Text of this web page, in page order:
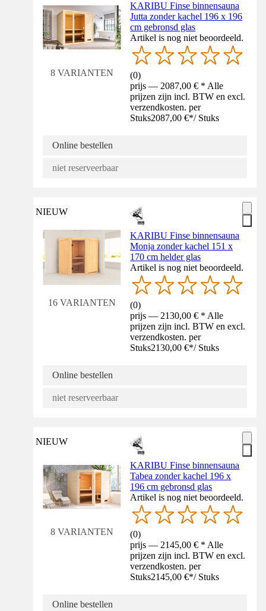
8 VARIANTEN
KARIBU Finse binnensauna
Jutta zonder kachel 196 x 196
cm gebronsd glas
Artikel is nog niet beoordeeld.
(0)
prijs — 2087,00 € * Alle
prijzen zijn incl. BTW en excl.
verzendkosten. per
Stuks2087,00 €*/ Stuks
Online bestellen
niet reserveerbaar
NIEUW
16 VARIANTEN
KARIBU Finse binnensauna
Monja zonder kachel 151 x
170 cm helder glas
Artikel is nog niet beoordeeld.
(0)
prijs — 2130,00 € * Alle
prijzen zijn incl. BTW en excl.
verzendkosten. per
Stuks2130,00 €*/ Stuks
Online bestellen
niet reserveerbaar
NIEUW
8 VARIANTEN
KARIBU Finse binnensauna
Tabea zonder kachel 196 x
196 cm gebronsd glas
Artikel is nog niet beoordeeld.
(0)
prijs — 2145,00 € * Alle
prijzen zijn incl. BTW en excl.
verzendkosten. per
Stuks2145,00 €*/ Stuks
Online bestellen